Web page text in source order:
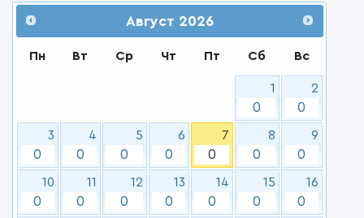
Август 2026
Пн Вт Ср Чт Пт Сб Вс
1
0
2
0
3
0
4
0
5
0
6
0
7
0
8
0
9
0
10
0
11
0
12
0
13
0
14
0
15
0
16
0